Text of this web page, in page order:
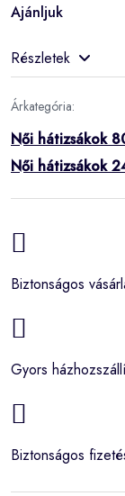
Ajánljuk
Részletek
Árkategória:
Női hátizsákok
Női hátizsákok
Biztonságos
Gyors
Biztonságos